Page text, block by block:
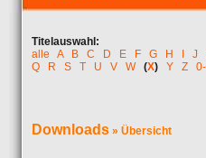
Titelauswahl:
alle
A B C D E F G H J
Q
R S T U V W (X) Y Z
Downloads » Übersicht